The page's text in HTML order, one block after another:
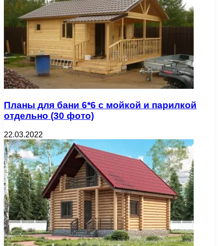
Планы для бани 6*6 с мойкой и парилкой
отдельно (30 фото)
22.03.2022